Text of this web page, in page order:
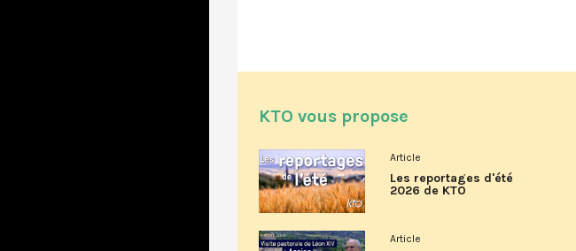
KTO vous propose
Article
Les reportages d'été
2026 de KTO
Article